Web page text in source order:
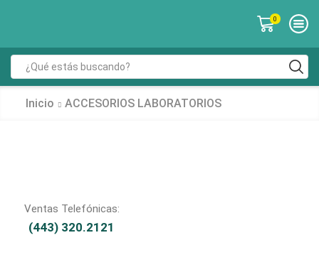
0
Inicio ACCESORIOS LABORATORIOS
Ventas Telefónicas:
(443) 320.2121